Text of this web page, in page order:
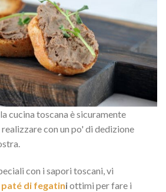
cucina toscana è sicuramente
con un po' di dedizione
con i sapori toscani, vi
paté di fegatiniottimi per fare i